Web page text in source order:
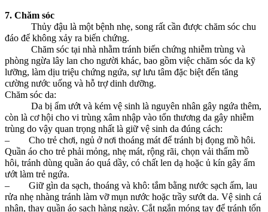
7. Chăm sóc
Thủy đậu là một bệnh nhẹ, song rất cần được chăm sóc chu
đáo để không xảy ra biến chứng.
Chăm sóc tại nhà nhằm tránh biến chứng nhiễm trùng và
phòng ngừa lây lan cho người khác, bao gồm việc chăm sóc da kỹ
lưỡng, làm dịu triệu chứng ngứa, sự lưu tâm đặc biệt đến tăng
cường nước uống và hỗ trợ dinh dưỡng.
Chăm sóc da:
Da bị ẩm ướt và kém vệ sinh là nguyên nhân gây ngứa thêm,
còn là cơ hội cho vi trùng xâm nhập vào tổn thương da gây nhiễm
trùng do vậy quan trọng nhất là giữ vệ sinh da đúng cách:
– Cho trẻ chơi, ngủ ở nơi thoáng mát để tránh bị đọng mồ hôi.
Quần áo cho trẻ phải mỏng, nhẹ mát, rộng rãi, chọn vải thấm mồ
hôi, tránh dùng quần áo quá dầy, có chất len dạ hoặc ủ kín gây ẩm
ướt làm trẻ ngứa.
– Giữ gìn da sạch, thoáng và khô: tắm bằng nước sạch ấm, lau
rửa nhẹ nhàng tránh làm vỡ mụn nước hoặc trầy sướt da. Vệ sinh cá
nhân, thay quần áo sạch hàng ngày. Cắt ngắn móng tay để tránh tổn